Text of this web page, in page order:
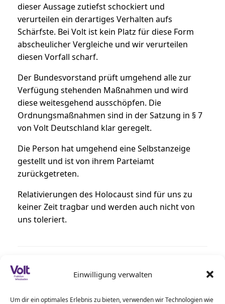
Einwilligung verwalten
Um dir ein optimales Erlebnis zu bieten, verwenden wir Technologien wie
dieser Aussage zutiefst schockiert und
verurteilen ein derartiges Verhalten aufs
Schärfste. Bei Volt ist kein Platz für diese Form
abscheulicher Vergleiche und wir verurteilen
diesen Vorfall scharf.
Der Bundesvorstand prüft umgehend alle zur
Verfügung stehenden Maßnahmen und wird
diese weitesgehend ausschöpfen. Die
Ordnungsmaßnahmen sind in der Satzung in § 7
von Volt Deutschland klar geregelt.
Die Person hat umgehend eine Selbstanzeige
gestellt und ist von ihrem Parteiamt
zurückgetreten.
Relativierungen des Holocaust sind für uns zu
keiner Zeit tragbar und werden auch nicht von
uns toleriert.
←